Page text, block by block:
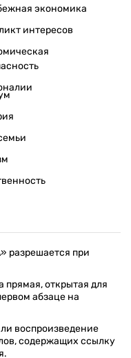
экономика
интересов
разрешается при
прямая, открытая для
абзаце на
воспроизведение
содержащих ссылку